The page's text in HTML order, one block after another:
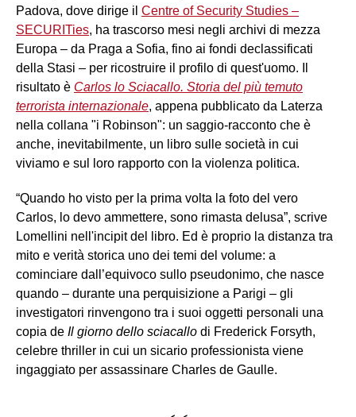
Padova, dove dirige il Centre of Security Studies –
SECURITies, ha trascorso mesi negli archivi di mezza
Europa – da Praga a Sofia, fino ai fondi declassificati
della Stasi – per ricostruire il profilo di quest'uomo. Il
risultato è Carlos lo Sciacallo. Storia del più temuto
terrorista internazionale, appena pubblicato da Laterza
nella collana "i Robinson": un saggio-racconto che è
anche, inevitabilmente, un libro sulle società in cui
viviamo e sul loro rapporto con la violenza politica.
“Quando ho visto per la prima volta la foto del vero
Carlos, lo devo ammettere, sono rimasta delusa”, scrive
Lomellini nell'incipit del libro. Ed è proprio la distanza tra
mito e verità storica uno dei temi del volume: a
cominciare dall’equivoco sullo pseudonimo, che nasce
quando – durante una perquisizione a Parigi – gli
investigatori rinvengono tra i suoi oggetti personali una
copia de Il giorno dello sciacallo di Frederick Forsyth,
celebre thriller in cui un sicario professionista viene
ingaggiato per assassinare Charles de Gaulle.